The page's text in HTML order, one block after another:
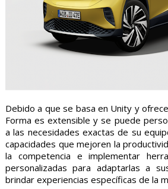
Debido a que se basa en Unity y
Forma es extensible y se puede
a las necesidades exactas de su
capacidades que mejoren la
la competencia e implementar
personalizadas para adaptarlas a
brindar experiencias específicas de la